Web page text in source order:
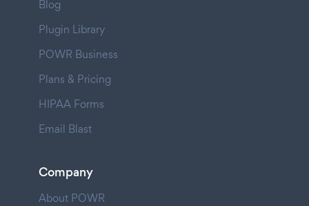
Blog
Plugin Library
POWR Business
Plans & Pricing
HIPAA Forms
Email Blast
Company
About POWR